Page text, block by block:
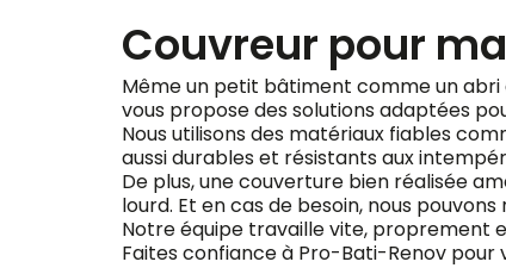
Couvreur pour
Même un petit bâtiment comme un
vous propose des solutions adaptées
Nous utilisons des matériaux fiables
aussi durables et résistants aux
De plus, une couverture bien réalisée
lourd. Et en cas de besoin, nous
Notre équipe travaille vite, proprement
Faites confiance à Pro-Bati-Renov